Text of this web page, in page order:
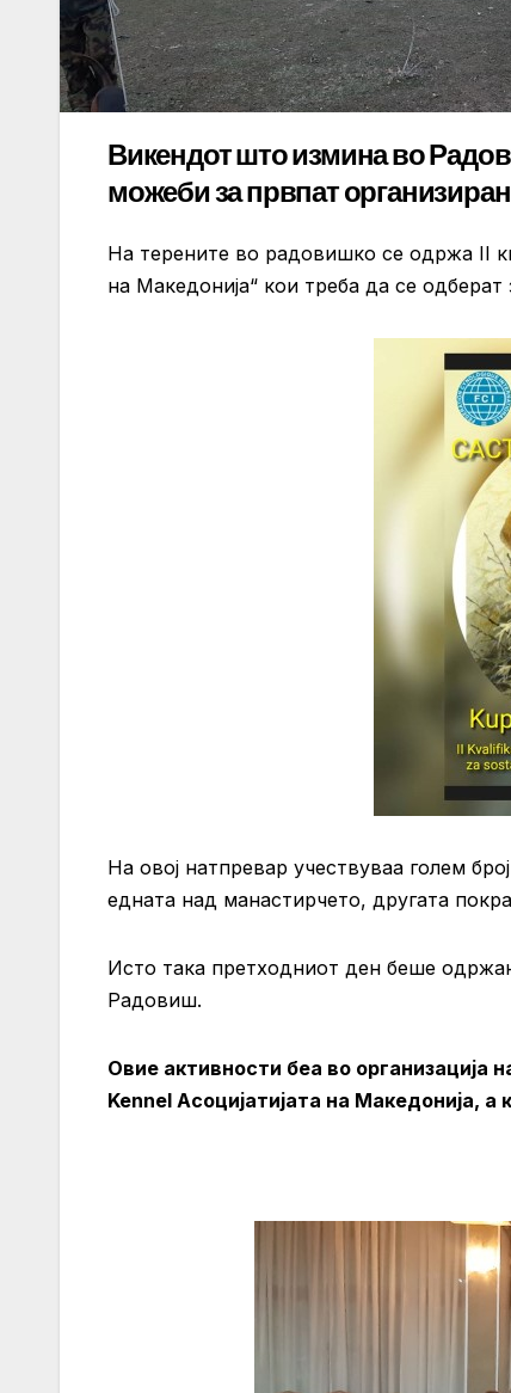
Викендот што измина во
можеби за првпат
На терените во радовишко се одржа II
на Македонија“ кои треба да се
На овој натпревар учествуваа голем
едната над манастирчето, другата
Исто така претходниот ден беше
Радовиш.
Овие активности беа во организација
Kennel Асоцијатијата на Македонија,